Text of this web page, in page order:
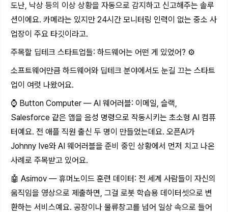
도난, 낙상 등의 이상 상황을 자동으로 감지하고 신고해주는 솔루
션이에요. 카메라는 있지만 24시간 모니터링 인력이 없는 중소 사
업장이 주요 타깃이라고.
주목할 딥테크 스타트업들: 하드웨어는 어떤 게 있었어? ⚙️
소프트웨어만큼 하드웨어와 딥테크 분야에서도 눈길 끄는 스타트
업이 여럿 나왔어요.
⌚ Button Computer — AI 웨어러블: 이메일, 슬랙,
Salesforce 같은 앱을 음성 명령으로 작동시키는 초소형 AI 컴퓨
터예요. 전 애플 직원 출신 두 명이 만들었는데요. 오픈AI가
Johnny Ive와 AI 웨어러블을 준비 중인 상황에서 먼저 치고 나온
사례로 주목받고 있어요.
🤖 Asimov — 휴머노이드 훈련 데이터: 전 세계 사람들이 자신의
움직임을 영상으로 제출하면, 그걸 로봇 학습용 데이터셋으로 변
환하는 서비스예요. 공장이나 물류창고를 넘어 일상 속으로 들어